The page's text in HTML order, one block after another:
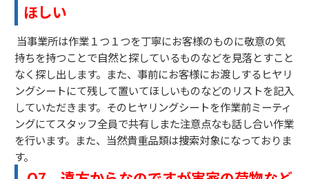
ほしい
当事業所は作業１つ１つを丁寧にお客様のものに敬意の気
持ちを持つことで自然と探しているものなどを見落とすこと
なく探し出します。また、事前にお客様にお渡しするヒヤリ
ングシートにて残して置いてほしいものなどのリストを記入
していただきます。そのヒヤリングシートを作業前ミーティ
ングにてスタッフ全員で共有しまた注意点なも話し合い作業
を行います。また、当然貴重品類は捜索対象になっておりま
す。